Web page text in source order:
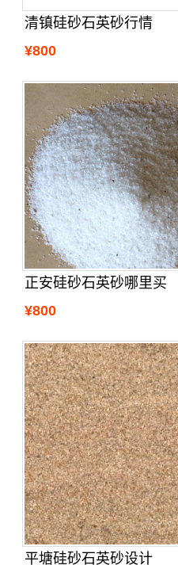
清镇硅砂石英砂行情
¥800
正安硅砂石英砂哪里买
¥800
平塘硅砂石英砂设计